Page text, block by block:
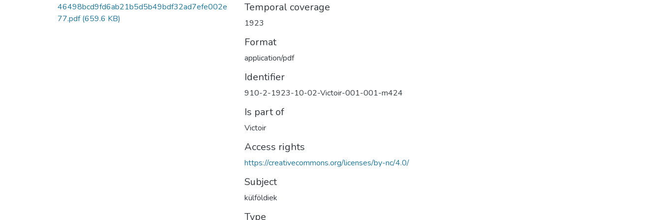
46498bcd9fd6ab21b5d5b49bdf32ad7efe002e
77.pdf(659.6 KB)
Temporal coverage
1923
Format
application/pdf
Identifier
910-2-1923-10-02-Victoir-001-001-m424
Is part of
Victoir
Access rights
https://creativecommons.org/licenses/by-nc/4.0/
Subject
külföldiek
Type